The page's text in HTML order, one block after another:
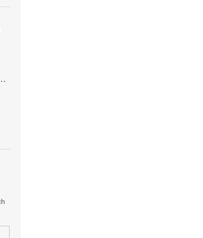
Puglia IGT 13,5% 0,75l